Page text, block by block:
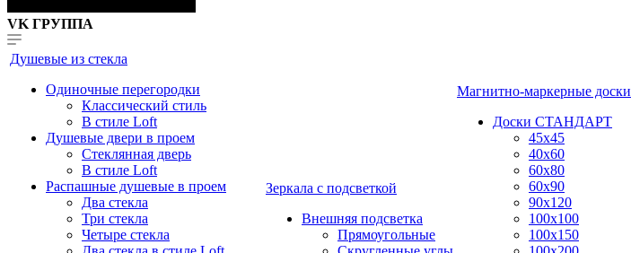
VK ГРУППА
Душевые из стекла
Одиночные перегородки
Классический стиль
В стиле Loft
Душевые двери в проем
Стеклянная дверь
В стиле Loft
Распашные душевые в проем
Два стекла
Три стекла
Четыре стекла
Зеркала с подсветкой
Внешняя подсветка
Прямоугольные
Магнитно-маркерные доски
Доски СТАНДАРТ
45x45
40x60
60x80
60x90
90x120
100x100
100x150